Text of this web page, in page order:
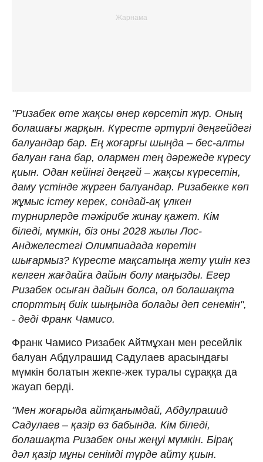
"Ризабек өте жақсы өнер көрсетіп жүр. Оның
болашағы жарқын. Күресте әртүрлі деңгейдегі
балуандар бар. Ең жоғарғы шыңда – бес-алты
балуан ғана бар, олармен тең дәрежеде күресу
қиын. Одан кейінгі деңгей – жақсы күресетін,
даму үстінде жүрген балуандар. Ризабекке көп
жұмыс істеу керек, сондай-ақ үлкен
турнирлерде тәжірибе жинау қажет. Кім
біледі, мүмкін, біз оны 2028 жылы Лос-
Анджелестегі Олимпиадада көретін
шығармыз? Күресте мақсатыңа жету үшін кез
келген жағдайға дайын болу маңызды. Егер
Ризабек осыған дайын болса, ол болашақта
спорттың биік шыңында болады деп сенемін",
- деді Франк Чамиcо.
Франк Чамиcо Ризабек Айтмұхан мен ресейлік
балуан Абдулрашид Садулаев арасындағы
мүмкін болатын жекпе-жек туралы сұраққа да
жауап берді.
"Мен жоғарыда айтқанымдай, Абдулрашид
Садулаев – қазір өз бабында. Кім біледі,
болашақта Ризабек оны жеңуі мүмкін. Бірақ
дәл қазір мұны сенімді түрде айту қиын.